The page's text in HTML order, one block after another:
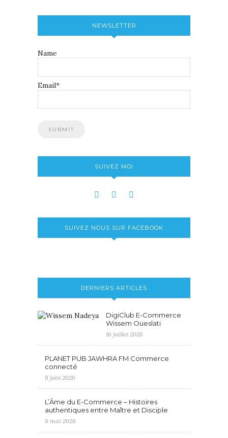
NEWSLETTER
Name
Email*
SUIVEZ MOI
SUIVEZ NOUS SUR FACEBOOK
DERNIERS ARTICLES
DigiClub E-Commerce
Wissem Oueslati
16 juillet 2026
PLANET PUB JAWHRA FM Commerce
connecté
9 juin 2026
L’Âme du E-Commerce – Histoires
authentiques entre Maître et Disciple
8 mai 2026